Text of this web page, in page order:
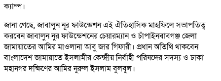
ক্যাম্প।
জানা গেছে, জাবালুন নূর ফাউন্ডেশন এই ঐতিহাসিক মাহফিলে সভাপতিত্ব
করবেন জাবালুন নুর ফাউন্ডেশনের চেয়ারম্যান ও চাঁপাইনবাবগঞ্জ জেলা
জামায়াতের আমির মাওলানা আবু জার গিফারী। প্রধান অতিথি থাকবেন
বাংলাদেশ জামায়াতে ইসলামীর কেন্দ্রীয় নির্বাহী পরিষদের সদস্য ও ঢাকা
মহানগর দক্ষিণের আমির নুরুল ইসলাম বুলবুল।